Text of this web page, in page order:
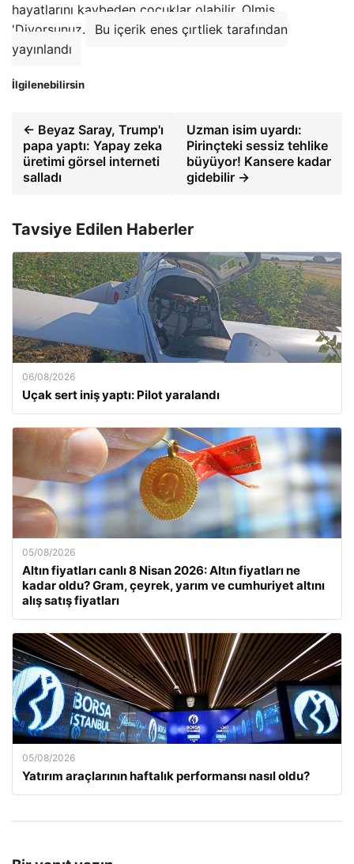
hayatlarını kaybeden çocuklar olabilir. Olmiş
'Diyorsunuz.
Bu içerik enes çırtliek tarafından
yayınlandı
İlgilenebilirsin
← Beyaz Saray, Trump'ı
papa yaptı: Yapay zeka
üretimi görsel interneti
salladı
Uzman isim uyardı:
Pirinçteki sessiz tehlike
büyüyor! Kansere kadar
gidebilir →
Tavsiye Edilen Haberler
06/08/2026
Uçak sert iniş yaptı: Pilot yaralandı
05/08/2026
Altın fiyatları canlı 8 Nisan 2026: Altın fiyatları ne
kadar oldu? Gram, çeyrek, yarım ve cumhuriyet altını
alış satış fiyatları
05/08/2026
Yatırım araçlarının haftalık performansı nasıl oldu?